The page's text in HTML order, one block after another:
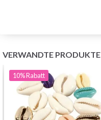
VERWANDTE PRODUKTE
10%Rabatt